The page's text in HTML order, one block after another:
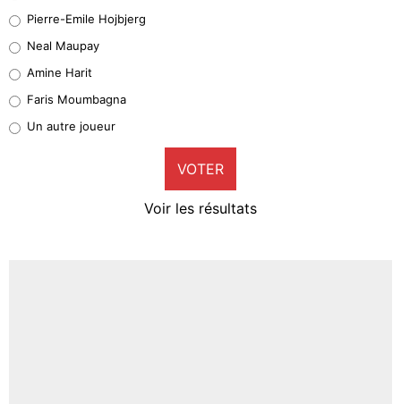
5%
1%
9%
Pierre-Emile Hojbjerg
Neal Maupay
Amine Harit
Faris Moumbagna
Un autre joueur
VOTER
Voir les résultats